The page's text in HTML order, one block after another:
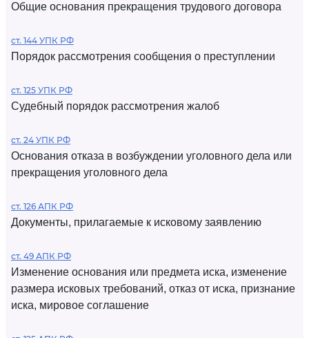
Общие основания прекращения трудового договора
ст. 144 УПК РФ
Порядок рассмотрения сообщения о преступлении
ст. 125 УПК РФ
Судебный порядок рассмотрения жалоб
ст. 24 УПК РФ
Основания отказа в возбуждении уголовного дела или
прекращения уголовного дела
ст. 126 АПК РФ
Документы, прилагаемые к исковому заявлению
ст. 49 АПК РФ
Изменение основания или предмета иска, изменение
размера исковых требований, отказ от иска, признание
иска, мировое соглашение